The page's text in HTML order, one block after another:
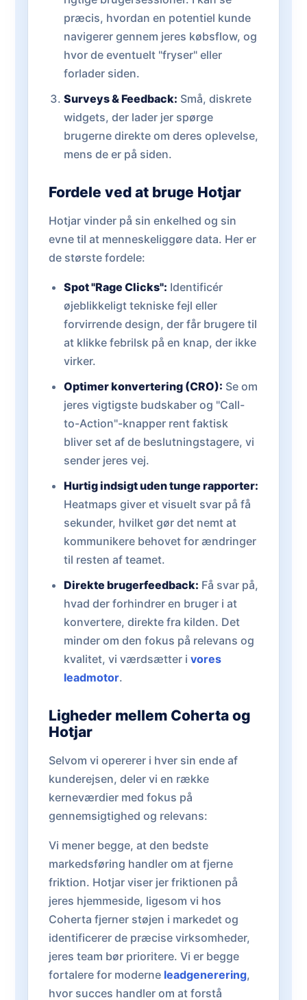
præcis, hvordan en potentiel kunde
navigerer gennem jeres købsflow, og
hvor de eventuelt "fryser" eller
forlader siden.
Surveys & Feedback: Små, diskrete
widgets, der lader jer spørge
brugerne direkte om deres oplevelse,
mens de er på siden.
Fordele ved at bruge Hotjar
Hotjar vinder på sin enkelhed og sin
evne til at menneskeliggøre data. Her er
de største fordele:
Spot "Rage Clicks": Identificér
øjeblikkeligt tekniske fejl eller
forvirrende design, der får brugere til
at klikke febrilsk på en knap, der ikke
virker.
Optimer konvertering (CRO): Se om
jeres vigtigste budskaber og "Call-
to-Action"-knapper rent faktisk
bliver set af de beslutningstagere, vi
sender jeres vej.
Hurtig indsigt uden tunge rapporter:
Heatmaps giver et visuelt svar på få
sekunder, hvilket gør det nemt at
kommunikere behovet for ændringer
til resten af teamet.
Direkte brugerfeedback: Få svar på,
hvad der forhindrer en bruger i at
konvertere, direkte fra kilden. Det
minder om den fokus på relevans og
kvalitet, vi værdsætter i vores
leadmotor.
Ligheder mellem Coherta og
Hotjar
Selvom vi opererer i hver sin ende af
kunderejsen, deler vi en række
kerneværdier med fokus på
gennemsigtighed og relevans:
Vi mener begge, at den bedste
markedsføring handler om at fjerne
friktion. Hotjar viser jer friktionen på
jeres hjemmeside, ligesom vi hos
Coherta fjerner støjen i markedet og
identificerer de præcise virksomheder,
jeres team bør prioritere. Vi er begge
fortalere for moderne leadgenerering,
hvor succes handler om at forstå